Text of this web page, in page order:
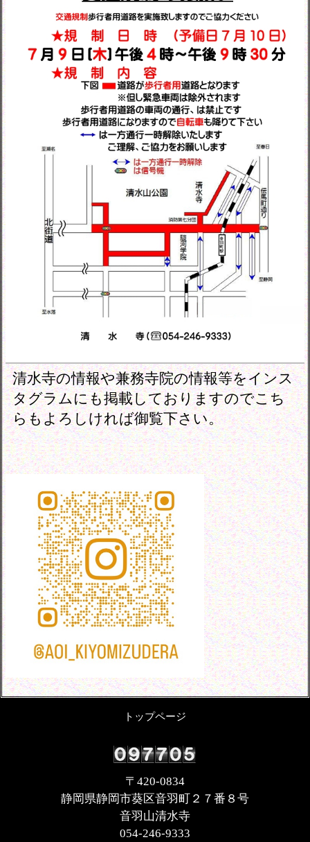
清水寺の情報や兼務寺院の情報等をインス
タグラムにも掲載しておりますのでこち
らもよろしければ御覧下さい。
トップページ
〒420-0834
静岡県静岡市葵区音羽町２７番８号
音羽山清水寺
054-246-9333